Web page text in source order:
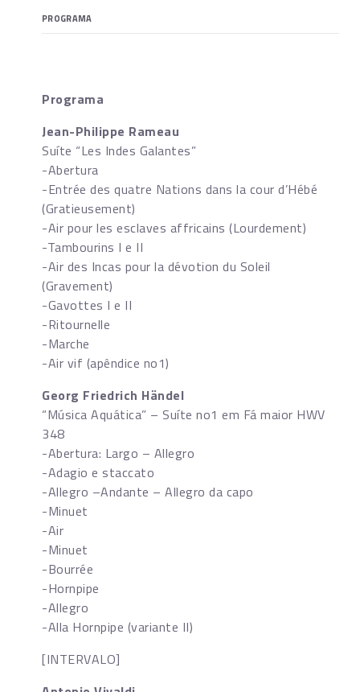
PROGRAMA
Programa
Jean-Philippe Rameau
Suíte “Les Indes Galantes”
-Abertura
-Entrée des quatre Nations dans la cour d’Hébé
(Gratieusement)
-Air pour les esclaves affricains (Lourdement)
-Tambourins I e II
-Air des Incas pour la dévotion du Soleil
(Gravement)
-Gavottes I e II
-Ritournelle
-Marche
-Air vif (apêndice no1)
Georg Friedrich Händel
“Música Aquática” – Suíte no1 em Fá maior HWV
348
-Abertura: Largo – Allegro
-Adagio e staccato
-Allegro –Andante – Allegro da capo
-Minuet
-Air
-Minuet
-Bourrée
-Hornpipe
-Allegro
-Alla Hornpipe (variante II)
[INTERVALO]